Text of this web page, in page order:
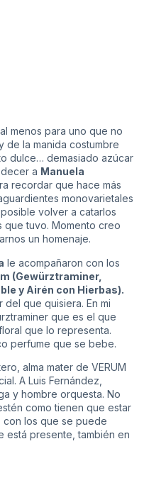
menos para uno que no
de la manida costumbre
dulce… demasiado azúcar
a Manuela
recordar que hace más
monovarietales
volver a catarlos
que tuvo. Momento creo
un homenaje.
le acompañaron con los
(Gewürztraminer,
y Airén con Hierbas).
que quisiera. En mi
que es el que
que lo representa.
perfume que se bebe.
alma mater de VERUM
A Luis Fernández,
y hombre orquesta. No
como tienen que estar
con los que se puede
está presente, también en